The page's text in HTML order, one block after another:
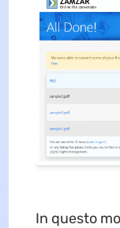
In questo